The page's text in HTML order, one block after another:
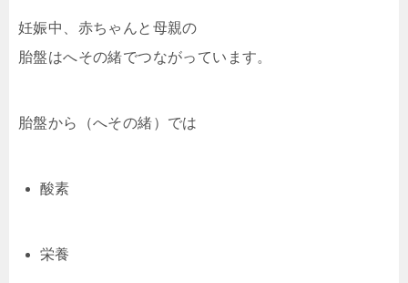
妊娠中、赤ちゃんと母親の
胎盤はへその緒でつながっています。
胎盤から（へその緒）では
酸素
栄養